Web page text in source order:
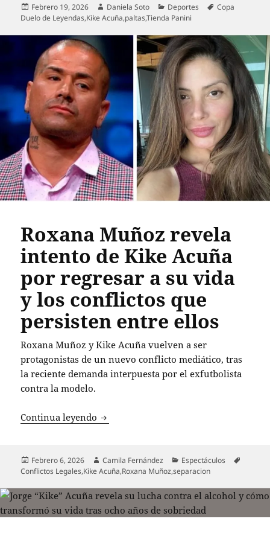
Publicado
el
Febrero 19, 2026 Autor
Daniela Soto Categorías
Deportes Etiquetas
Copa
Duelo de Leyendas,Kike Acuña,paltas,Tienda Panini
Roxana Muñoz revela
intento de Kike Acuña
por regresar a su vida
y los conflictos que
persisten entre ellos
Roxana Muñoz y Kike Acuña vuelven a ser
protagonistas de un nuevo conflicto mediático, tras
la reciente demanda interpuesta por el exfutbolista
contra la modelo.
Continua leyendo Roxana Muñoz revela intento de Kike
Publicado
el
Febrero 6, 2026 Autor
Camila Fernández Categorías
Espectáculos
Conflictos Legales,Kike Acuña,Roxana Muñoz,separacion